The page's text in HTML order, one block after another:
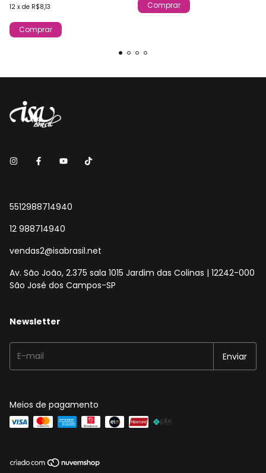
12 x de R$8,13
5512988714940
12 988714940
vendas2@isabrasil.net
Av. São João, 2.375 sala 1015 Jardim das Colinas | 12242-000
São José dos Campos-SP
Newsletter
Meios de pagamento